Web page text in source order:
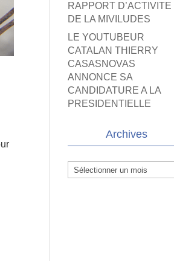
RAPPORT D’ACTIVITE
DE LA MIVILUDES
LE YOUTUBEUR
CATALAN THIERRY
CASASNOVAS
ANNONCE SA
CANDIDATURE A LA
PRESIDENTIELLE
Archives
Archives